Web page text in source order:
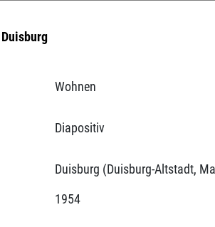
Wohnen
Diapositiv
Duisburg (Duisburg-Altstadt,
1954